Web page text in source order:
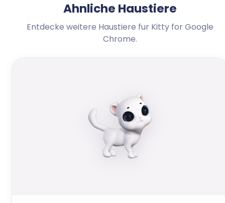
Ahnliche Haustiere
Entdecke weitere Haustiere fur Kitty for Google
Chrome.